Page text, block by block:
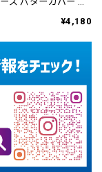
¥4,180